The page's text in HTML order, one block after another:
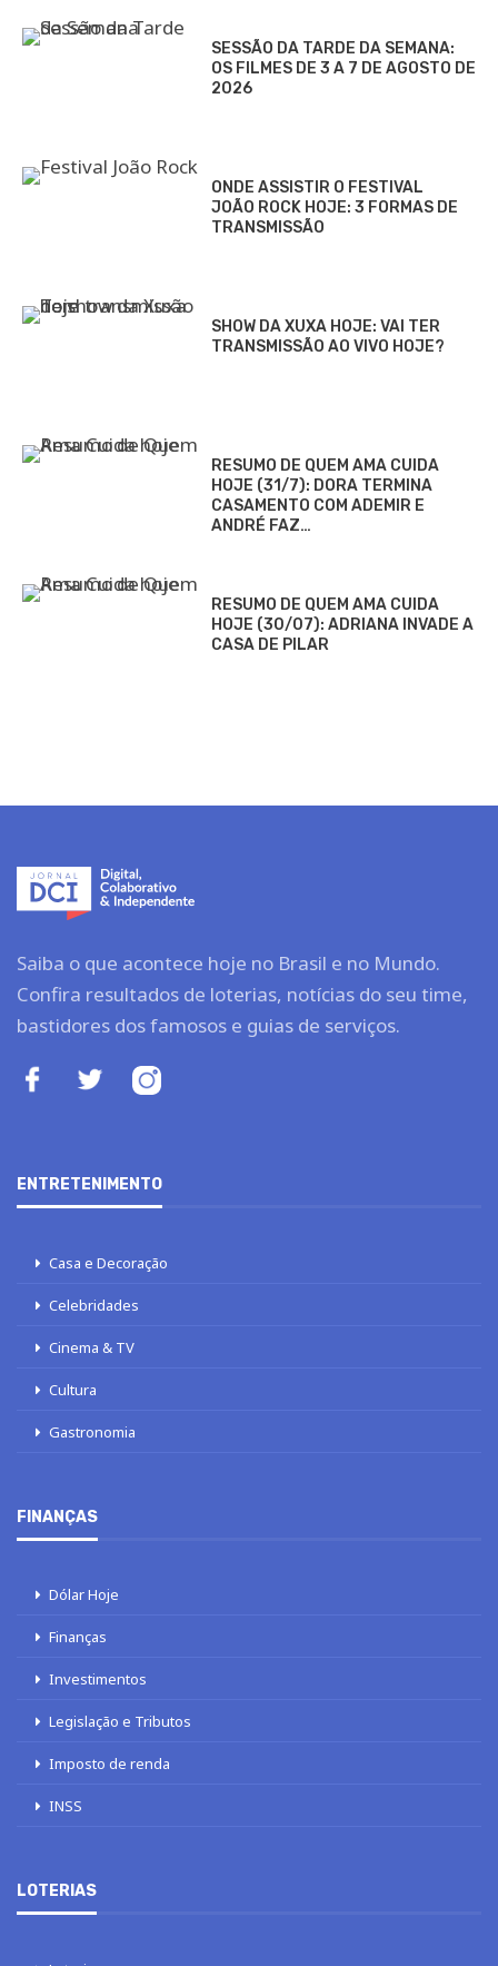
SESSÃO DA TARDE DA SEMANA:
OS FILMES DE 3 A 7 DE AGOSTO DE
2026
ONDE ASSISTIR O FESTIVAL
JOÃO ROCK HOJE: 3 FORMAS DE
TRANSMISSÃO
SHOW DA XUXA HOJE: VAI TER
TRANSMISSÃO AO VIVO HOJE?
RESUMO DE QUEM AMA CUIDA
HOJE (31/7): DORA TERMINA
CASAMENTO COM ADEMIR E
ANDRÉ FAZ…
RESUMO DE QUEM AMA CUIDA
HOJE (30/07): ADRIANA INVADE A
CASA DE PILAR
Saiba o que acontece hoje no Brasil e no Mundo.
Confira resultados de loterias, notícias do seu time,
bastidores dos famosos e guias de serviços.
ENTRETENIMENTO
Casa e Decoração
Celebridades
Cinema & TV
Cultura
Gastronomia
FINANÇAS
Dólar Hoje
Finanças
Investimentos
Legislação e Tributos
Imposto de renda
INSS
LOTERIAS